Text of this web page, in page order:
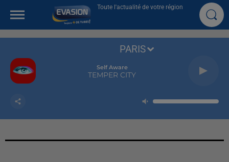
Toute l'actualité de votre région
Self Aware
TEMPER CITY
PARIS